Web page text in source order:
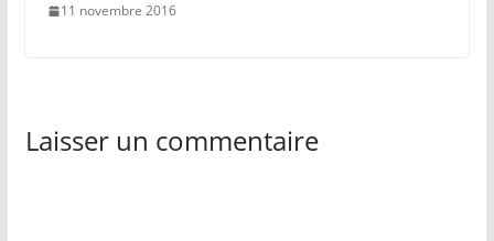
11 novembre 2016
Laisser un commentaire